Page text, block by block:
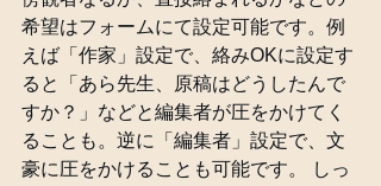
希望はフォームにて設定可能です。例
えば「作家」設定で、絡みOKに設定す
ると「あら先生、原稿はどうしたんで
すか？」などと編集者が圧をかけてく
ることも。逆に「編集者」設定で、文
豪に圧をかけることも可能です。 しっ